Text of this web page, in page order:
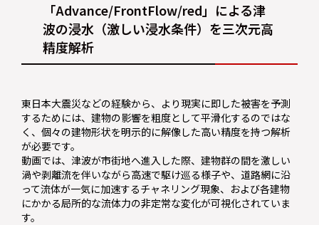
「Advance/FrontFlow/red」による津
波の浸水（激しい浸水条件）を三次元高
精度解析
東日本大震災などの経験から、より現実に即した被害を予測
するためには、建物の影響を粗度として平滑化するのではな
く、個々の建物形状を明示的に解像した高い精度を持つ解析
が必要です。
動画では、津波が市街地へ進入した際、建物群の間を激しい
渦や剥離流を伴いながら高速で駆け巡る様子や、道路網に沿
って流体が一気に加速するチャネリング現象、および各建物
にかかる局所的な流体力の非定常な変化が可視化されていま
す。